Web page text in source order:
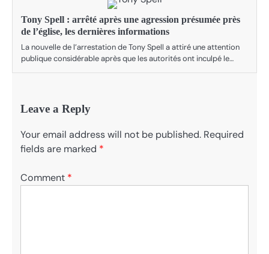
Tony Spell : arrêté après une agression présumée près
de l’église, les dernières informations
La nouvelle de l’arrestation de Tony Spell a attiré une attention
publique considérable après que les autorités ont inculpé le…
Leave a Reply
Your email address will not be published. Required
fields are marked *
Comment *